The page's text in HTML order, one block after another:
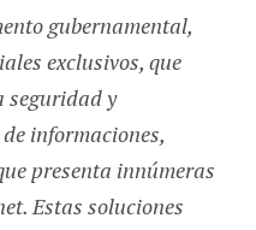
gubernamental,
exclusivos, que
y
informaciones,
presenta innúmeras
Estas soluciones